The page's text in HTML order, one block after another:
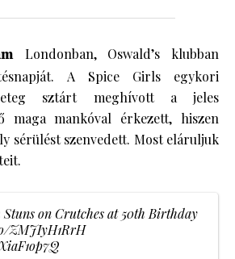
Londonban, Oswald’s klubban
A Spice Girls egykori
sztárt meghívott a jeles
maga mankóval érkezett, hiszen
sérülést szenvedett. Most eláruljuk
on Crutches at 50th Birthday
ZMJIyH1RrH